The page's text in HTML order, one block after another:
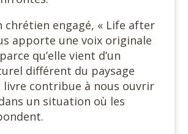
chrétien engagé, « Life after
apporte une voix originale
qu’elle vient d’un
différent du paysage
livre contribue à nous ouvrir
un situation où les